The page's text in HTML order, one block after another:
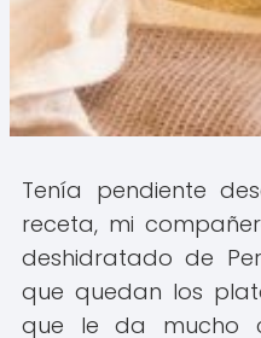
Tenía pendiente
receta, mi
deshidratado de
que quedan los
que le da mucho